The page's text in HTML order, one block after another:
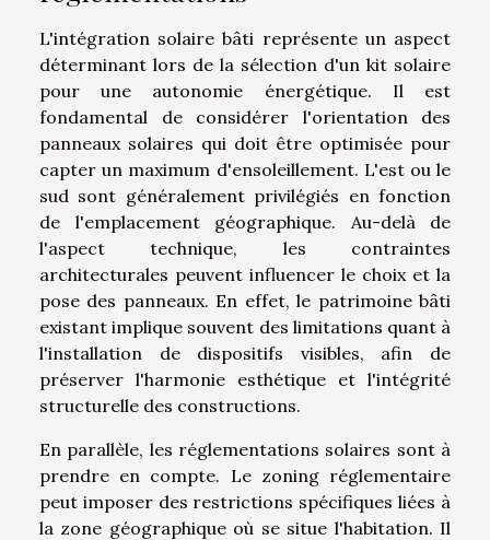
L'intégration solaire bâti représente un aspect
déterminant lors de la sélection d'un kit solaire
pour une autonomie énergétique. Il est
fondamental de considérer l'orientation des
panneaux solaires qui doit être optimisée pour
capter un maximum d'ensoleillement. L'est ou le
sud sont généralement privilégiés en fonction
de l'emplacement géographique. Au-delà de
l'aspect technique, les contraintes
architecturales peuvent influencer le choix et la
pose des panneaux. En effet, le patrimoine bâti
existant implique souvent des limitations quant à
l'installation de dispositifs visibles, afin de
préserver l'harmonie esthétique et l'intégrité
structurelle des constructions.
En parallèle, les réglementations solaires sont à
prendre en compte. Le zoning réglementaire
peut imposer des restrictions spécifiques liées à
la zone géographique où se situe l'habitation. Il